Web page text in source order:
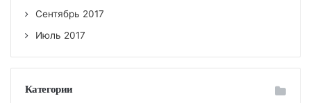
Сентябрь 2017
Июль 2017
Категории